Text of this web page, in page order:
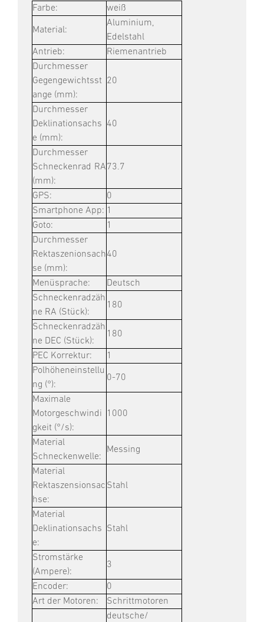
Farbe: weiß
Material:
Aluminium,
Edelstahl
Antrieb:
Riemenantrieb
Durchmesser
Gegengewichtsst
ange (mm):
20
Durchmesser
Deklinationsachs
e (mm):
40
Durchmesser
Schneckenrad RA
(mm):
73.7
GPS:
0
Smartphone App: 1
Goto:
1
Durchmesser
Rektaszenionsach
se (mm):
40
Menüsprache:
Deutsch
Schneckenradzäh
ne RA (Stück):
180
Schneckenradzäh
ne DEC (Stück):
180
PEC Korrektur:
1
Polhöheneinstellu
ng (°):
0-70
Maximale
Motorgeschwindi
gkeit (°/s):
1000
Material
Schneckenwelle:
Messing
Material
Rektaszensionsac
hse:
Stahl
Material
Deklinationsachs
e:
Stahl
Stromstärke
(Ampere):
3
Encoder:
0
Art der Motoren:
Schrittmotoren
deutsche/